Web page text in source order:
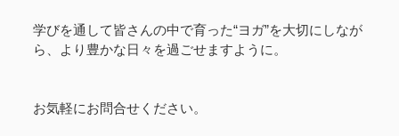
学びを通して皆さんの中で育った“ヨガ”を大切にしなが
ら、より豊かな日々を過ごせますように。
お気軽にお問合せください。